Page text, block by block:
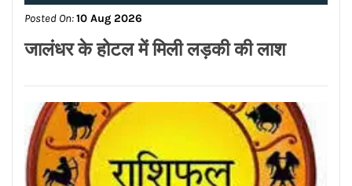
टाइफून डॉल्फिन का कहर, 1300 उड़ानें रद्द